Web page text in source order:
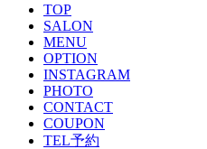
TOP
SALON
MENU
OPTION
INSTAGRAM
PHOTO
CONTACT
COUPON
TEL予約